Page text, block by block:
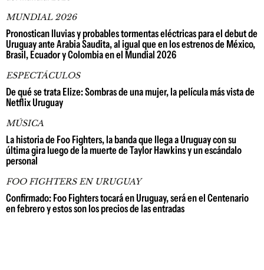
MUNDIAL 2026
Pronostican lluvias y probables tormentas eléctricas para el debut de
Uruguay ante Arabia Saudita, al igual que en los estrenos de México,
Brasil, Ecuador y Colombia en el Mundial 2026
ESPECTÁCULOS
De qué se trata Elize: Sombras de una mujer, la película más vista de
Netflix Uruguay
MÚSICA
La historia de Foo Fighters, la banda que llega a Uruguay con su
última gira luego de la muerte de Taylor Hawkins y un escándalo
personal
FOO FIGHTERS EN URUGUAY
Confirmado: Foo Fighters tocará en Uruguay, será en el Centenario
en febrero y estos son los precios de las entradas